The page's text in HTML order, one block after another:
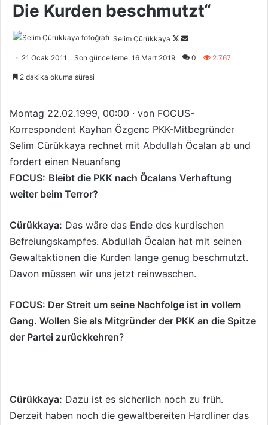
Die Kurden beschmutzt“
Selim Çürükkaya
F
o
w
o
p
o
s
g
d
e
r
21 Ocak 2011 Son güncelleme: 16 Mart 2019 0 2.767
2 dakika okuma süresi
Montag 22.02.1999, 00:00 · von FOCUS-
Korrespondent Kayhan Özgenc PKK-Mitbegründer
Selim Cürükkaya rechnet mit Abdullah Öcalan ab und
fordert einen Neuanfang
FOCUS: Bleibt die PKK nach Öcalans Verhaftung
weiter beim Terror?
Cürükkaya: Das wäre das Ende des kurdischen
Befreiungskampfes. Abdullah Öcalan hat mit seinen
Gewaltaktionen die Kurden lange genug beschmutzt.
Davon müssen wir uns jetzt reinwaschen.
FOCUS: Der Streit um seine Nachfolge ist in vollem
Gang. Wollen Sie als Mitgründer der PKK an die Spitze
der Partei zurückkehren?
Cürükkaya: Dazu ist es sicherlich noch zu früh.
Derzeit haben noch die gewaltbereiten Hardliner das